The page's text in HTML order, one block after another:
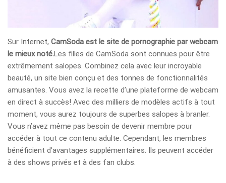
Sur Internet, CamSoda est le site de pornographie par webcam
le mieux noté.Les filles de CamSoda sont connues pour être
extrêmement salopes. Combinez cela avec leur incroyable
beauté, un site bien conçu et des tonnes de fonctionnalités
amusantes. Vous avez la recette d’une plateforme de webcam
en direct à succès! Avec des milliers de modèles actifs à tout
moment, vous aurez toujours de superbes salopes à branler.
Vous n’avez même pas besoin de devenir membre pour
accéder à tout ce contenu adulte. Cependant, les membres
bénéficient d’avantages supplémentaires. Ils peuvent accéder
à des shows privés et à des fan clubs.